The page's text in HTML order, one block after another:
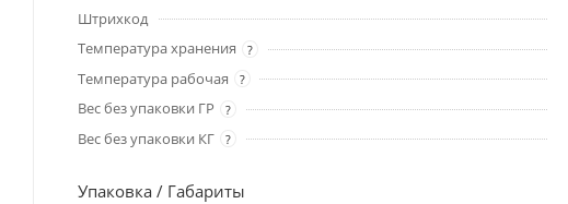
Штрихкод
Температура хранения
?
Температура рабочая
?
Вес без упаковки ГР
?
Вес без упаковки КГ
?
Упаковка / Габариты